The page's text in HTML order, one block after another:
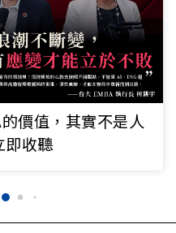
價值，其實不是人
即收聽